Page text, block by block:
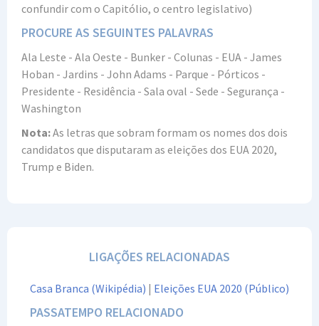
confundir com o Capitólio, o centro legislativo)
PROCURE AS SEGUINTES PALAVRAS
Ala Leste - Ala Oeste - Bunker - Colunas - EUA - James
Hoban - Jardins - John Adams - Parque - Pórticos -
Presidente - Residência - Sala oval - Sede - Segurança -
Washington
Nota:As letras que sobram formam os nomes dos dois
candidatos que disputaram as eleições dos EUA 2020,
Trump e Biden.
LIGAÇÕES RELACIONADAS
Casa Branca (Wikipédia) | Eleições EUA 2020 (Público)
PASSATEMPO RELACIONADO